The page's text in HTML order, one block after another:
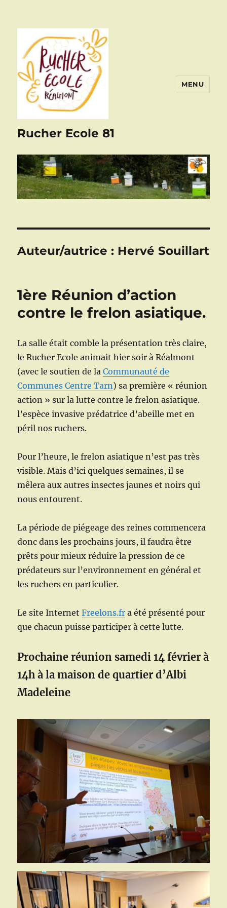
Rucher Ecole 81
MENU
Auteur/autrice : Hervé Souillart
1ère Réunion d’action
contre le frelon asiatique.
La salle était comble la présentation très claire,
le Rucher Ecole animait hier soir à Réalmont
(avec le soutien de laCommunauté de
Communes Centre Tarn) sa première « réunion
action » sur la lutte contre le frelon asiatique.
l’espèce invasive prédatrice d’abeille met en
péril nos ruchers.
Pour l’heure, le frelon asiatique n’est pas très
visible. Mais d’ici quelques semaines, il se
mêlera aux autres insectes jaunes et noirs qui
nous entourent.
La période de piégeage des reines commencera
donc dans les prochains jours, il faudra être
prêts pour mieux réduire la pression de ce
prédateurs sur l’environnement en général et
les ruchers en particulier.
Le site InternetFreelons.fr a été présenté pour
que chacun puisse participer à cette lutte.
Prochaine réunion samedi 14 février à
14h à la maison de quartier d’Albi
Madeleine